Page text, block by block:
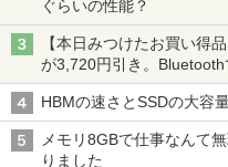
ぐらいの性能？
【本日みつけたお買い得
が3,720円引き。
HBMの速さとSSDの大容
メモリ8GBで仕事なんて
りました